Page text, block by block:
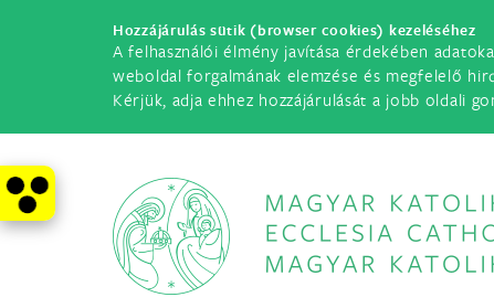
Hozzájárulás sütik (browser cookies) kezeléséhez
A felhasználói élmény javítása érdekében
weboldal forgalmának elemzése és megfelelő
Kérjük, adja ehhez hozzájárulását a jobb oldali